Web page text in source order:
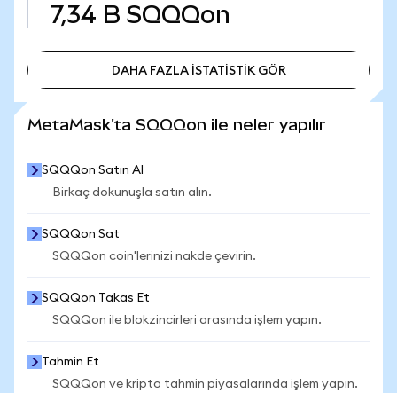
7,34 B SQQQon
DAHA FAZLA İSTATİSTİK GÖR
MetaMask'ta SQQQon ile neler yapılır
SQQQon Satın Al
Birkaç dokunuşla satın alın.
SQQQon Sat
SQQQon coin'lerinizi nakde çevirin.
SQQQon Takas Et
SQQQon ile blokzincirleri arasında işlem yapın.
Tahmin Et
SQQQon ve kripto tahmin piyasalarında işlem yapın.